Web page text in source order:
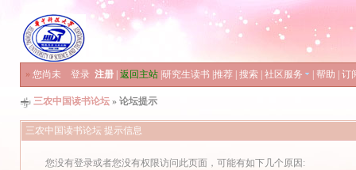
» 您尚未 登录 注册 返回主站 研究生读书 推荐 搜索 社区服务 帮助 订
三农中国读书论坛 » 论坛提示
三农中国读书论坛 提示信息
您没有登录或者您没有权限访问此页面，可能有如下几个原因: